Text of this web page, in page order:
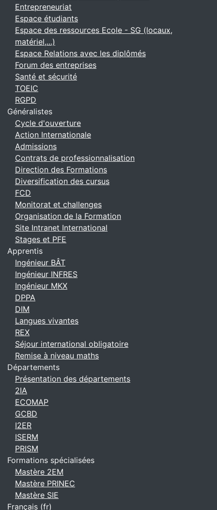
Entrepreneuriat
Espace étudiants
Espace des ressources Ecole - SG (locaux,
matériel,...)
Espace Relations avec les diplômés
Forum des entreprises
Santé et sécurité
TOEIC
RGPD
Généralistes
Cycle d'ouverture
Action Internationale
Admissions
Contrats de professionnalisation
Direction des Formations
Diversification des cursus
FCD
Monitorat et challenges
Organisation de la Formation
Site Intranet International
Stages et PFE
Apprentis
Ingénieur BÂT
Ingénieur INFRES
Ingénieur MKX
DPPA
DIM
Langues vivantes
REX
Séjour international obligatoire
Remise à niveau maths
Départements
Présentation des départements
2IA
ECOMAP
GCBD
I2ER
ISERM
PRISM
Formations spécialisées
Mastère 2EM
Mastère PRINEC
Mastère SIE
Français ‎(fr)‎